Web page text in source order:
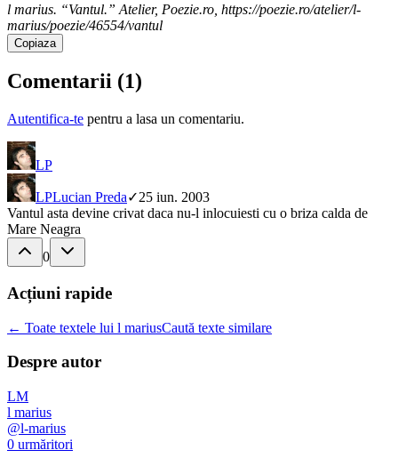
l marius. “Vantul.” Atelier, Poezie.ro, https://poezie.ro/atelier/l-
marius/poezie/46554/vantul
Copiaza
Comentarii (1)
Autentifica-te pentru a lasa un comentariu.
LP
LPLucian Preda✓25 iun. 2003
Vantul asta devine crivat daca nu-l inlocuiesti cu o briza calda de
Mare Neagra
0
Acțiuni rapide
← Toate textele lui l mariusCaută texte similare
Despre autor
LM
l marius
@l-marius
0 urmăritori